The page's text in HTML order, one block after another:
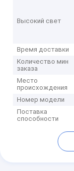
Высокий свет
Время доставки
Количество мин
заказа
Место
происхождения
Номер модели
Поставка
способности